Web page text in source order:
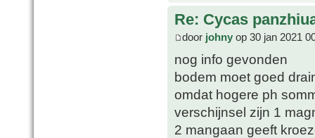
Re: Cycas
door johny op 30 jan 2021
nog info gevonden
bodem moet goed
omdat hogere ph
verschijnsel zijn 1
2 mangaan geeft